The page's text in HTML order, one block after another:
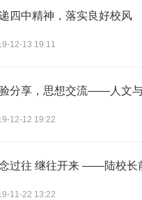
四中精神，落实良好校风
12-13 19:11
分享，思想交流——人文
12-12 19:22
过往 继往开来 ——陆校长
11-22 13:22